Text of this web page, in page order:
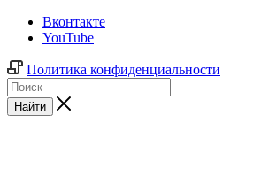
Вконтакте
YouTube
Политика конфиденциальности
Найти